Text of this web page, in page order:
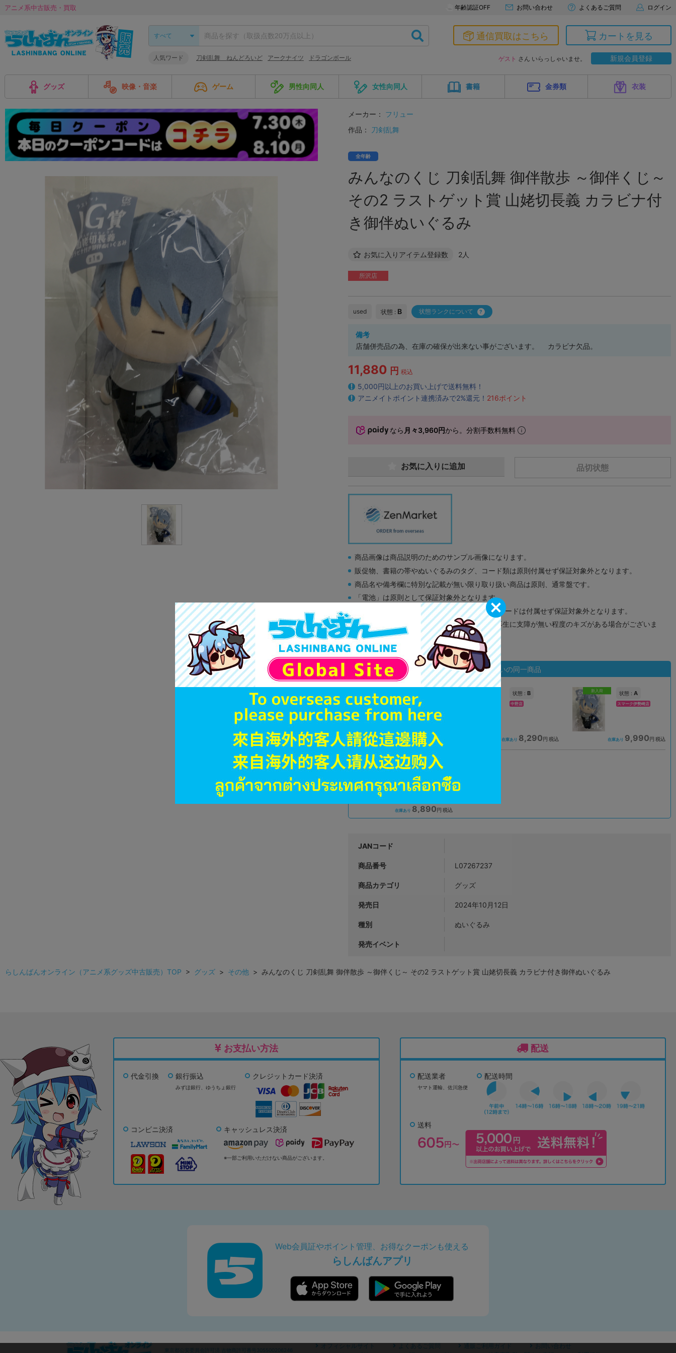
アニメ系中古販売・買取 年齢認証OFF お問い合わせ よくあるご質問 ログイン
人気ワード 刀剣乱舞 ねんどろいど アークナイツ ドラゴンボール
通信買取はこちら カートを見る
ゲスト さん いらっしゃいませ。 新規会員登録
グッズ 映像・音楽 ゲーム 男性向同人 女性向同人 書籍 金券類 衣装
メーカー：
フリュー
作品：
刀剣乱舞
全年齢
みんなのくじ 刀剣乱舞 御伴散歩 ～御伴くじ～
その2 ラストゲット賞 山姥切長義 カラビナ付
き御伴ぬいぐるみ
お気に入りアイテム登録数 2人
所沢店
used 状態 : B 状態ランクについて
備考
店舗併売品の為、在庫の確保が出来ない事がございます。 カラビナ欠品。
11,880 円 税込
5,000円以上のお買い上げで送料無料！
アニメイトポイント連携済みで2%還元！ 216ポイント
なら 月々3,960円から。分割手数料無料
品切状態
お気に入りに追加
商品画像は商品説明のためのサンプル画像になります。
販促物、書籍の帯やぬいぐるみのタグ、コード類は原則付属せず保証対象外となります。
商品名や備考欄に特別な記載が無い限り取り扱い商品は原則、通常盤です。
「電池」は原則として保証対象外となります。
ゲーム機本体には、SDカードなどのメモリーカードは付属せず保証対象外となります。
ディスク類の読み取り面のキズに関しまして再生に支障が無い程度のキズがある場合がございま
す。
※詳細につきましてはコチラ
状態違いの同一商品
オンライン
品切状態 9,990円 税込
状態 : B
中野店
在庫あり 8,290 円 税込
新入荷 状態 : A
スマーク伊勢崎店
在庫あり 9,990 円 税込
新入荷 状態 :A
在庫あり 8,890円 税込
JANコード
商品番号 L07267237
商品カテゴリ グッズ
発売日 2024年10月12日
種別 ぬいぐるみ
発売イベント
らしんばんオンライン（アニメ系グッズ中古販売）TOP > グッズ > その他 > みんなのくじ 刀剣乱舞 御伴散歩 ～御伴くじ～ その2 ラストゲット賞 山姥切長義 カラビナ付き御伴ぬいぐるみ
お支払い方法
代金引換 銀行振込
みずほ銀行、 ゆうちょ銀行
クレジットカード決済
コンビニ決済 キャッシュレス決済
※一部ご利用いただけない商品がございます。
配送
配送業者
ヤマト運輸、佐川急便
配送時間
送料
Web会員証やポイント管理、お得なクーポンも使える
らしんばんアプリ
東京都公安委員会許可済 古物商許可番号305500206246
オフィシャルサイト よくあるご質問 通販ご利用ガイド
お問い合わせ